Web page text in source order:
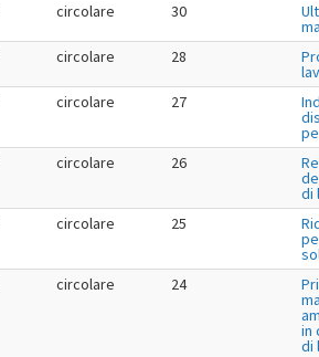
circolare 30
circolare 28
circolare 27
circolare 26
di
circolare 25
circolare 24
in
di